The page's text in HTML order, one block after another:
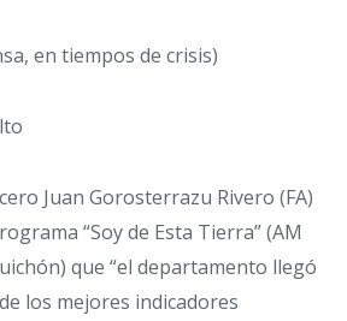
en tiempos de crisis)
Juan Gorosterrazu Rivero (FA)
“Soy de Esta Tierra” (AM
que “el departamento llegó
los mejores indicadores